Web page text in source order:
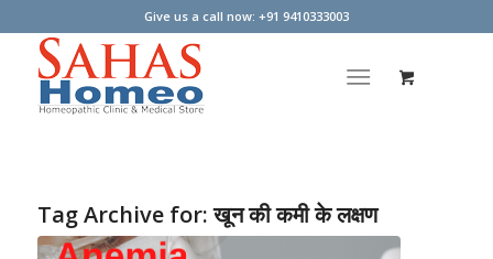
Give us a call now: +91 9410333003
Tag Archive for:खून की कमी के लक्षण